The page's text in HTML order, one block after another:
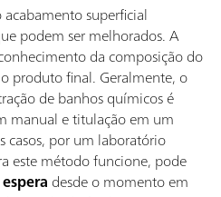
superficial
podem ser melhorados. A
da composição do
produto final. Geralmente, o
de banhos químicos é
manual e titulação em um
casos, por um laboratório
este método funcione, pode
desde o momento em